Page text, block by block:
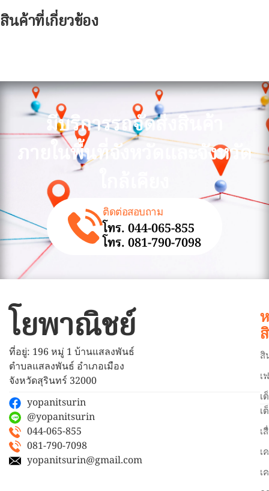
สินค้าที่เกี่ยวข้อง
มีบริการรถจัดส่งสินค้า
ภายในพื้นที่จังหวัดและจังหวัด
ติดต่อสอบถาม
โทร. 044-065-855
โทร. 081-790-7098
โยพาณิชย์
ที่อยู่: 196 หมู่ 1 บ้านแสลงพันธ์
ตำบลแสลงพันธ์ อำเภอเมือง
จังหวัดสุรินทร์ 32000
yopanitsurin
@yopanitsurin
044-065-855
081-790-7098
yopanitsurin@gmail.com
สิ
เ
เ
เ
เ
เ
เ